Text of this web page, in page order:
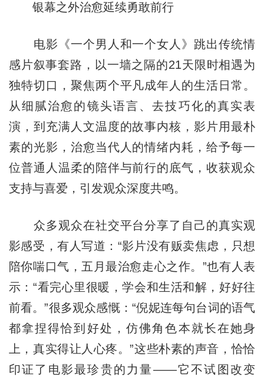
银幕之外治愈延续勇敢前行
电影《一个男人和一个女人》跳出传统情
感片叙事套路，以一墙之隔的21天限时相遇为
独特切口，聚焦两个平凡成年人的生活日常。
从细腻治愈的镜头语言、去技巧化的真实表
演，到充满人文温度的故事内核，影片用最朴
素的光影，治愈当代人的情绪内耗，给予每一
位普通人温柔的陪伴与前行的底气，收获观众
支持与喜爱，引发观众深度共鸣。
众多观众在社交平台分享了自己的真实观
影感受，有人写道：“影片没有贩卖焦虑，只想
陪你喘口气，五月最治愈走心之作。”也有人表
示：“看完心里很暖，学会和生活和解，好好往
前看。”很多观众感慨：“倪妮连每句台词的语气
都拿捏得恰到好处，仿佛角色本就长在她身
上，真实得让人心疼。”这些朴素的声音，恰恰
印证了电影最珍贵的力量——它不试图改变